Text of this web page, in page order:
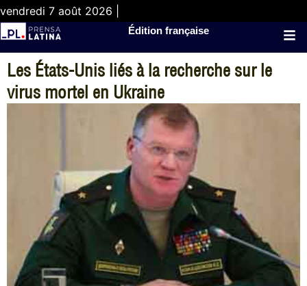
vendredi 7 août 2026 |
Édition française
Les États-Unis liés à la recherche sur le
virus mortel en Ukraine